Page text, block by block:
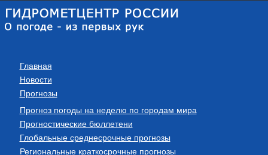
Главная
Новости
Прогнозы
Прогноз погоды на неделю по городам мира
Прогностические бюллетени
Глобальные среднесрочные прогнозы
Региональные краткосрочные прогнозы